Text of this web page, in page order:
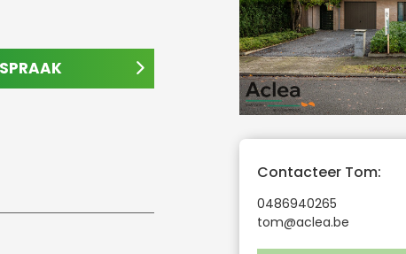
Contacteer Tom:
0486940265
tom@aclea.be